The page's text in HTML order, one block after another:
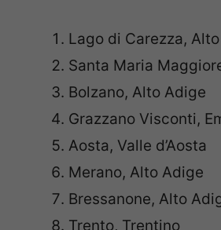
Lago di Carezza,
Santa Maria
Bolzano, Alto Adige
Grazzano Visconti,
Aosta, Valle d’Aosta
Merano, Alto Adige
Bressanone, Alto
Trento, Trentino